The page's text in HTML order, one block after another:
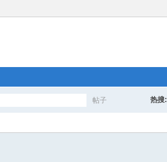
帖子 热搜: